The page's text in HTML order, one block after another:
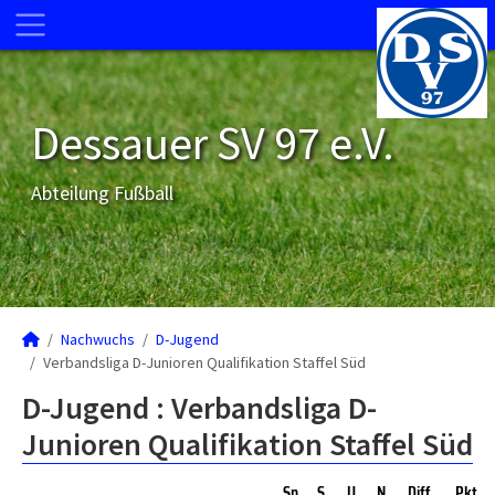
Dessauer SV 97 e.V.
Abteilung Fußball
Nachwuchs
D-Jugend
Verbandsliga D-Junioren Qualifikation Staffel Süd
D-Jugend : Verbandsliga D-
Junioren Qualifikation Staffel Süd